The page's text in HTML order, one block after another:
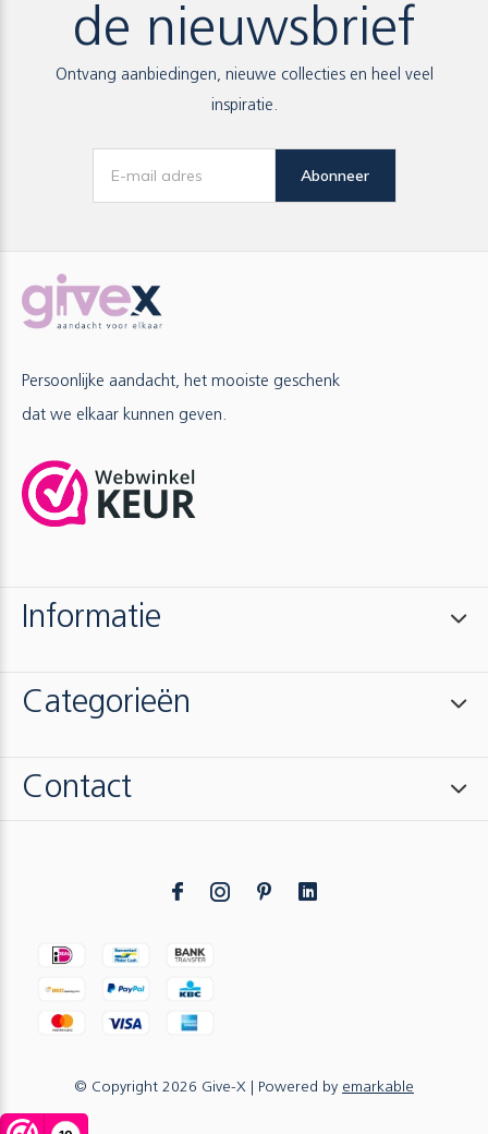
de nieuwsbrief
Ontvang aanbiedingen, nieuwe collecties en heel veel
inspiratie.
Abonneer
Persoonlijke aandacht, het mooiste geschenk
dat we elkaar kunnen geven.
Informatie
Categorieën
Contact
© Copyright 2026 Give-X | Powered by emarkable